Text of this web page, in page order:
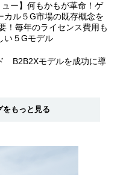
ュー】何もかもが革命！ゲ
カル５G市場の既存概念を
！毎年のライセンス費用も
５Gモデル
B2B2Xモデルを成功に導
をもっと見る